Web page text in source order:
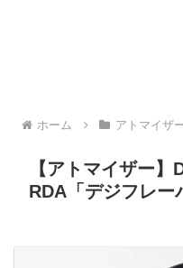
ホーム アトマイザ
【アトマイザー
RDA「デジフレー